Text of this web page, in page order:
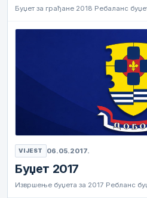
Буџет за грађане 2018 Ребаланс
VIJEST 06.05.2017.
Буџет 2017
Извршење буџета за 2017 Ребланс